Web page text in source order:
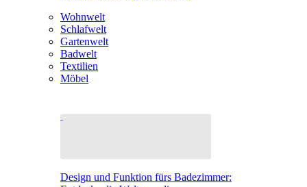
Wohnwelt
Schlafwelt
Gartenwelt
Badwelt
Textilien
Möbel
Design und Funktion fürs Badezimmer: